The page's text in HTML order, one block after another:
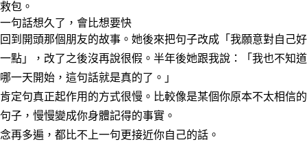
救包。
一句話想久了，會比想要快
回到開頭那個朋友的故事。她後來把句子改成「我願意對自己好
一點」，改了之後沒再說很假。半年後她跟我說：「我也不知道
哪一天開始，這句話就是真的了。」
肯定句真正起作用的方式很慢。比較像是某個你原本不太相信的
句子，慢慢變成你身體記得的事實。
念再多遍，都比不上一句更接近你自己的話。